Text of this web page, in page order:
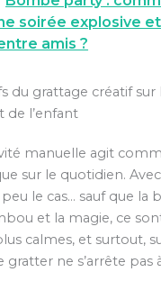
soirée explosive et
amis ?
du grattage créatif sur
l’enfant
manuelle agit
sur le quotidien.
peu le cas… sauf que la
et la magie, ce
calmes, et surtout,
gratter ne s’arrête pas